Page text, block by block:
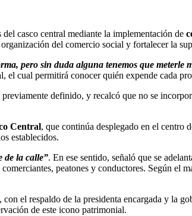
casco central mediante la implementación de
del comercio social y fortalecer la
pero sin duda alguna tenemos que meterle
cual permitirá conocer quién expende cada
definido, y recalcó que no se
Central, que continúa desplegado en el centro
establecidos.
de la calle”. En ese sentido, señaló que se
peatones y conductores. Según el
el respaldo de la presidenta encargada y la
de este icono patrimonial.